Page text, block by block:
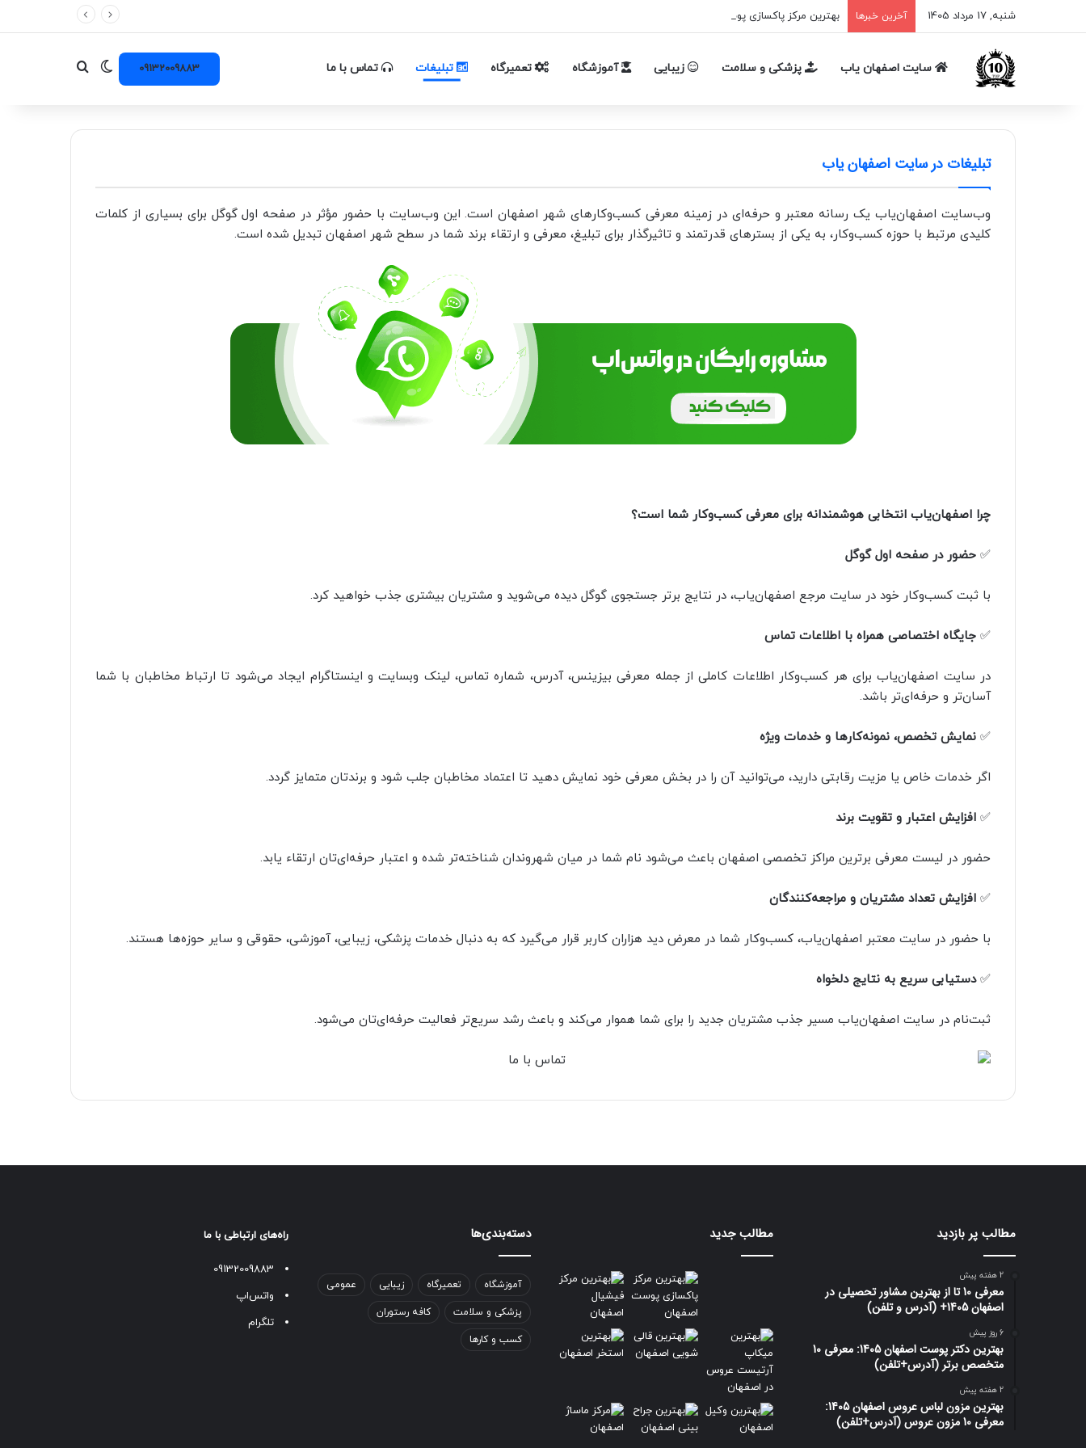
شنبه, 17 مرداد 1405 آخرین خبرها بهترین مرکز پاکسازی پوست اصفهان 1405: معرفی 10 مرکز (آدرس+تلفن)
سایت اصفهان یاب پزشکی و سلامت زیبایی آموزشگاه تعمیرگاه تبلیغات تماس با ما 09132009883 تغییر پوسته
جستجو برای
تبلیغات در سایت اصفهان یاب
وب‌سایت اصفهان‌یاب یک رسانه معتبر و حرفه‌ای در زمینه معرفی کسب‌وکارهای شهر اصفهان است. این وب‌سایت با حضور مؤثر در صفحه اول گوگل برای بسیاری از کلمات
کلیدی مرتبط با حوزه کسب‌وکار، به یکی از بسترهای قدرتمند و تاثیرگذار برای تبلیغ، معرفی و ارتقاء برند شما در سطح شهر اصفهان تبدیل شده است.
چرا اصفهان‌یاب انتخابی هوشمندانه برای معرفی کسب‌وکار شما است؟
✅ حضور در صفحه اول گوگل
با ثبت کسب‌وکار خود در سایت مرجع اصفهان‌یاب، در نتایج برتر جستجوی گوگل دیده می‌شوید و مشتریان بیشتری جذب خواهید کرد.
✅ جایگاه اختصاصی همراه با اطلاعات تماس
در سایت اصفهان‌یاب برای هر کسب‌وکار اطلاعات کاملی از جمله معرفی بیزینس، آدرس، شماره تماس، لینک وبسایت و اینستاگرام ایجاد می‌شود تا ارتباط مخاطبان با شما
آسان‌تر و حرفه‌ای‌تر باشد.
✅ نمایش تخصص، نمونه‌کارها و خدمات ویژه
اگر خدمات خاص یا مزیت رقابتی دارید، می‌توانید آن را در بخش معرفی خود نمایش دهید تا اعتماد مخاطبان جلب شود و برندتان متمایز گردد.
✅ افزایش اعتبار و تقویت برند
حضور در لیست معرفی برترین مراکز تخصصی اصفهان باعث می‌شود نام شما در میان شهروندان شناخته‌تر شده و اعتبار حرفه‌ای‌تان ارتقاء یابد.
✅ افزایش تعداد مشتریان و مراجعه‌کنندگان
با حضور در سایت معتبر اصفهان‌یاب، کسب‌وکار شما در معرض دید هزاران کاربر قرار می‌گیرد که به دنبال خدمات پزشکی، زیبایی، آموزشی، حقوقی و سایر حوزه‌ها هستند.
✅دستیابی سریع به نتایج دلخواه
ثبت‌نام در سایت اصفهان‌یاب مسیر جذب مشتریان جدید را برای شما هموار می‌کند و باعث رشد سریع‌تر فعالیت حرفه‌ای‌تان می‌شود.
مطالب پر بازدید
2 هفته پیش
معرفی 10 تا از بهترین مشاور تحصیلی در
اصفهان 1405+ (آدرس و تلفن)
6 روز پیش
بهترین دکتر پوست اصفهان 1405: معرفی 10
متخصص برتر (آدرس+تلفن)
2 هفته پیش
بهترین مزون لباس عروس اصفهان 1405:
معرفی 10 مزون عروس (آدرس+تلفن)
مطالب جدید دسته‌بندی‌ها
آموزشگاه تعمیرگاه زیبایی عمومی
پزشکی و سلامت کافه رستوران
کسب و کارها
راه‌های ارتباطی با ما
09132009883
واتس‌اپ
تلگرام